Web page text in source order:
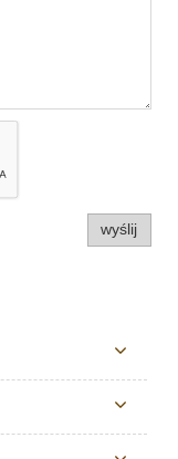
wyślij